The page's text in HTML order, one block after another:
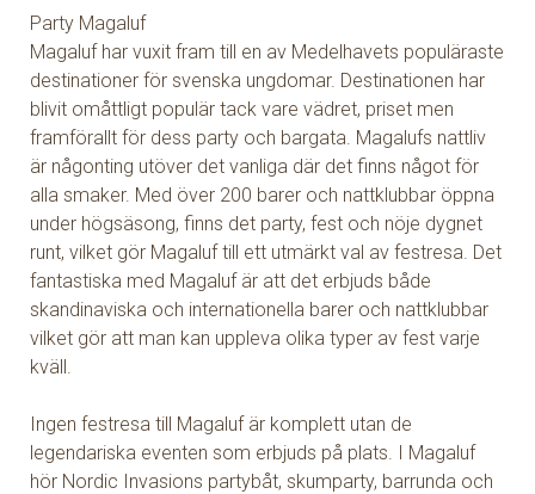
Party Magaluf
Magaluf har vuxit fram till en av Medelhavets populäraste
destinationer för svenska ungdomar. Destinationen har
blivit omåttligt populär tack vare vädret, priset men
framförallt för dess party och bargata. Magalufs nattliv
är någonting utöver det vanliga där det finns något för
alla smaker. Med över 200 barer och nattklubbar öppna
under högsäsong, finns det party, fest och nöje dygnet
runt, vilket gör Magaluf till ett utmärkt val av festresa. Det
fantastiska med Magaluf är att det erbjuds både
skandinaviska och internationella barer och nattklubbar
vilket gör att man kan uppleva olika typer av fest varje
kväll.
Ingen festresa till Magaluf är komplett utan de
legendariska eventen som erbjuds på plats. I Magaluf
hör Nordic Invasions partybåt, skumparty, barrunda och